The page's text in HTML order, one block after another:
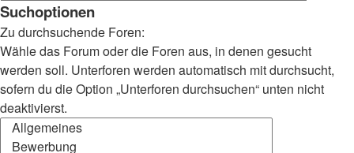
Suchoptionen
Zu durchsuchende Foren:
Wähle das Forum oder die Foren aus, in denen gesucht
werden soll. Unterforen werden automatisch mit durchsucht,
sofern du die Option „Unterforen durchsuchen“ unten nicht
deaktivierst.